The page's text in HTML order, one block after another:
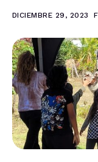
DICIEMBRE 29, 2023